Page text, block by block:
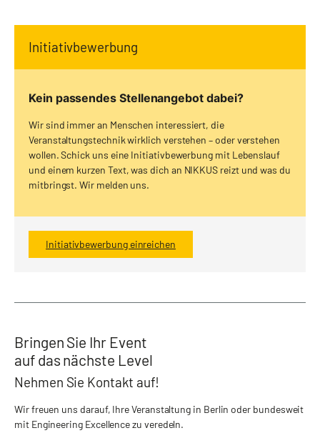
Initiativbewerbung
Kein passendes Stellenangebot dabei?
Wir sind immer an Menschen interessiert, die
Veranstaltungstechnik wirklich verstehen – oder verstehen
wollen. Schick uns eine Initiativbewerbung mit Lebenslauf
und einem kurzen Text, was dich an NIKKUS reizt und was du
mitbringst. Wir melden uns.
Initiativbewerbung einreichen
Bringen Sie Ihr Event
auf das nächste Level
Nehmen Sie Kontakt auf!
Wir freuen uns darauf, Ihre Veranstaltung in Berlin oder bundesweit
mit Engineering Excellence zu veredeln.